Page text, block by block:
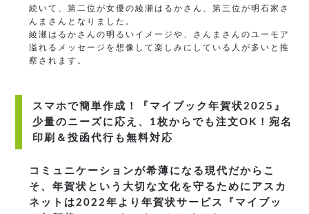
続いて、第二位が女優の綾瀬はるかさん、第三位が明石家さ
んまさんとなりました。
綾瀬はるかさんの明るいイメージや、さんまさんのユーモア
溢れるメッセージを想像して楽しみにしている人が多いと推
察されます。
スマホで簡単作成！『マイブック年賀状2025』
少量のニーズに応え、1枚からでも注文OK！宛名
印刷＆投函代行も無料対応
コミュニケーションが希薄になる現代だからこ
そ、年賀状という大切な文化を守るためにアスカ
ネットは2022年より年賀状サービス『マイブッ